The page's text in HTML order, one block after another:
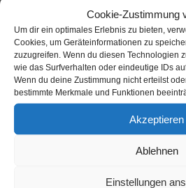
Cookie-Zustimmung
Um dir ein optimales Erlebnis zu bieten,
Cookies, um Geräteinformationen zu
zuzugreifen. Wenn du diesen Technologien
wie das Surfverhalten oder eindeutige IDs
Wenn du deine Zustimmung nicht erteilst
bestimmte Merkmale und Funktionen
Akzeptieren
Ablehnen
Einstellungen
Sd Gluconavii Gdh